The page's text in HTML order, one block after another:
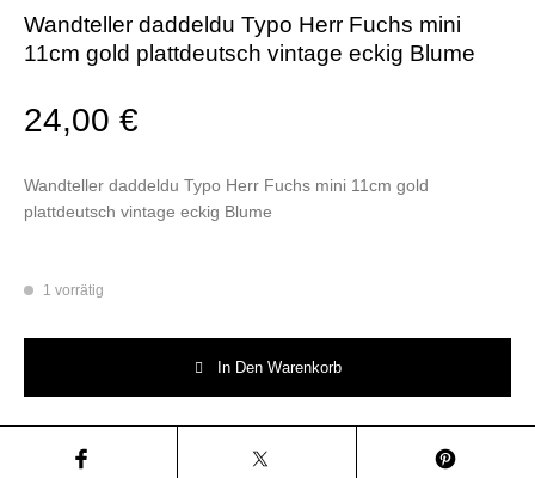
Wandteller daddeldu Typo Herr Fuchs mini
11cm gold plattdeutsch vintage eckig Blume
24,00€
Wandteller daddeldu Typo Herr Fuchs mini 11cm gold
plattdeutsch vintage eckig Blume
1 vorrätig
In Den Warenkorb